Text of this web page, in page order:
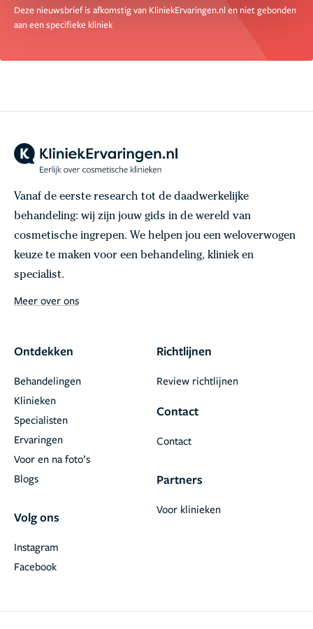
Deze nieuwsbrief is afkomstig van KliniekErvaringen.nl en niet gebonden
aan een specifieke kliniek
Vanaf de eerste research tot de daadwerkelijke
behandeling: wij zijn jouw gids in de wereld van
cosmetische ingrepen. We helpen jou een weloverwogen
keuze te maken voor een behandeling, kliniek en
specialist.
Meer over ons
Ontdekken
Behandelingen
Klinieken
Specialisten
Ervaringen
Voor en na foto’s
Blogs
Volg ons
Facebook
Instagram
Richtlijnen
Review richtlijnen
Contact
Contact
Partners
Voor klinieken